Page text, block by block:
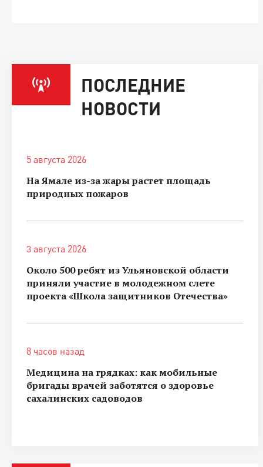
ПОСЛЕДНИЕ
НОВОСТИ
5 августа 2026
На Ямале из-за жары растет площадь
природных пожаров
3 августа 2026
Около 500 ребят из Ульяновской области
приняли участие в молодежном слете
проекта «Школа защитников Отечества»
8 часов назад
Медицина на грядках: как мобильные
бригады врачей заботятся о здоровье
сахалинских садоводов